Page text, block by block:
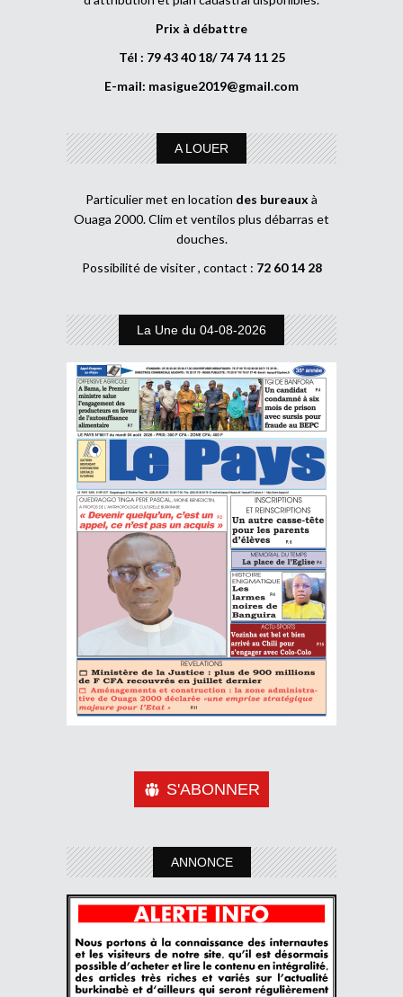
Prix à débattre
Tél : 79 43 40 18/ 74 74 11 25
E-mail: masigue2019@gmail.com
A LOUER
Particulier met en location des bureaux à
Ouaga 2000. Clim et ventilos plus débarras et
douches.
Possibilité de visiter , contact : 72 60 14 28
La Une du 04-08-2026
S'ABONNER
ANNONCE